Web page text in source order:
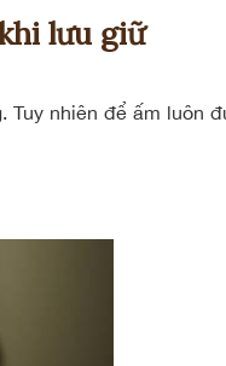
lưu giữ
nhiên để ấm luôn